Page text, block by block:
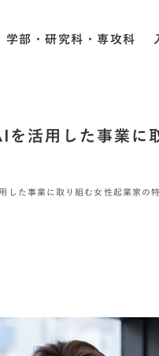
学部・研究科・専攻科
活用した事業に
した事業に取り組む女性起業家の